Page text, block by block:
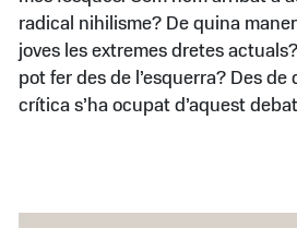
radical nihilisme? De quina
joves les extremes dretes
pot fer des de l’esquerra? Des
crítica s’ha ocupat d’aquest